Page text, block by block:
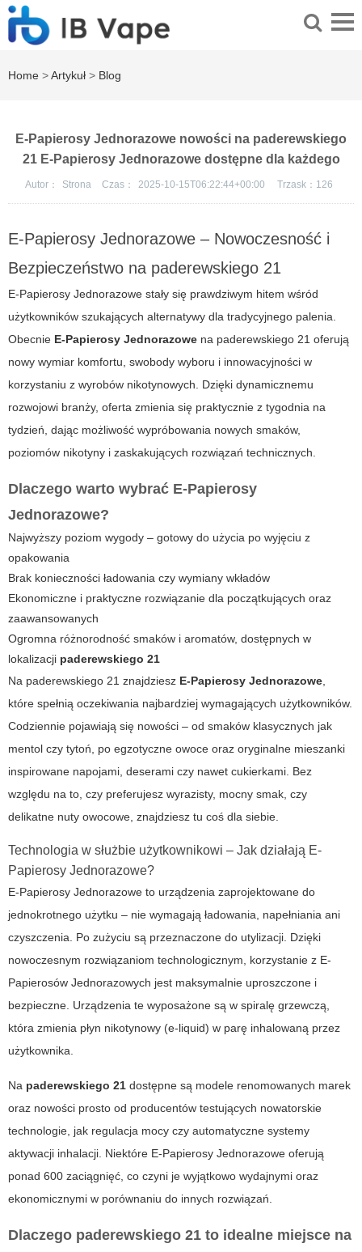
Home >Artykuł > Blog
E-Papierosy Jednorazowe nowości na paderewskiego
21 E-Papierosy Jednorazowe dostępne dla każdego
Autor： Strona Czas： 2025-10-15T06:22:44+00:00 Trzask： 126
E-Papierosy Jednorazowe – Nowoczesność i
Bezpieczeństwo na paderewskiego 21
E-Papierosy Jednorazowe stały się prawdziwym hitem wśród
użytkowników szukających alternatywy dla tradycyjnego palenia.
Obecnie E-Papierosy Jednorazowe na paderewskiego 21 oferują
nowy wymiar komfortu, swobody wyboru i innowacyjności w
korzystaniu z wyrobów nikotynowych. Dzięki dynamicznemu
rozwojowi branży, oferta zmienia się praktycznie z tygodnia na
tydzień, dając możliwość wypróbowania nowych smaków,
poziomów nikotyny i zaskakujących rozwiązań technicznych.
Dlaczego warto wybrać E-Papierosy
Jednorazowe?
Najwyższy poziom wygody – gotowy do użycia po wyjęciu z
opakowania
Brak konieczności ładowania czy wymiany wkładów
Ekonomiczne i praktyczne rozwiązanie dla początkujących oraz
zaawansowanych
Ogromna różnorodność smaków i aromatów, dostępnych w
lokalizacji paderewskiego 21
Na paderewskiego 21 znajdziesz E-Papierosy Jednorazowe,
które spełnią oczekiwania najbardziej wymagających użytkowników.
Codziennie pojawiają się nowości – od smaków klasycznych jak
mentol czy tytoń, po egzotyczne owoce oraz oryginalne mieszanki
inspirowane napojami, deserami czy nawet cukierkami. Bez
względu na to, czy preferujesz wyrazisty, mocny smak, czy
delikatne nuty owocowe, znajdziesz tu coś dla siebie.
Technologia w służbie użytkownikowi – Jak działają E-
Papierosy Jednorazowe?
E-Papierosy Jednorazowe to urządzenia zaprojektowane do
jednokrotnego użytku – nie wymagają ładowania, napełniania ani
czyszczenia. Po zużyciu są przeznaczone do utylizacji. Dzięki
nowoczesnym rozwiązaniom technologicznym, korzystanie z E-
Papierosów Jednorazowych jest maksymalnie uproszczone i
bezpieczne. Urządzenia te wyposażone są w spiralę grzewczą,
która zmienia płyn nikotynowy (e-liquid) w parę inhalowaną przez
użytkownika.
Na paderewskiego 21 dostępne są modele renomowanych marek
oraz nowości prosto od producentów testujących nowatorskie
technologie, jak regulacja mocy czy automatyczne systemy
aktywacji inhalacji. Niektóre E-Papierosy Jednorazowe oferują
ponad 600 zaciągnięć, co czyni je wyjątkowo wydajnymi oraz
ekonomicznymi w porównaniu do innych rozwiązań.
Dlaczego paderewskiego 21 to idealne miejsce na